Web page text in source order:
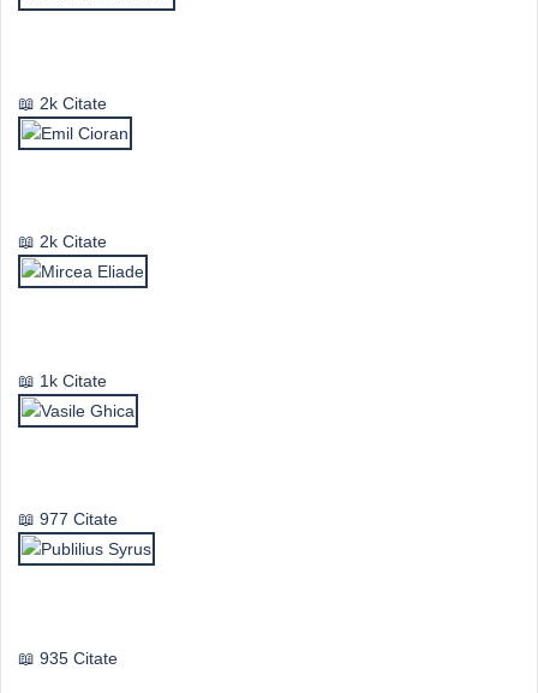
2k Citate
2k Citate
1k Citate
977 Citate
935 Citate